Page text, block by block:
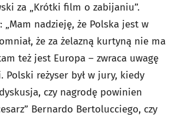
za „Krótki film o zabijaniu”.
„Mam nadzieję, że Polska jest w
że za żelazną kurtyną nie ma
też jest Europa – zwraca uwagę
Polski reżyser był w jury, kiedy
czy nagrodę powinien
Bernardo Bertolucciego, czy